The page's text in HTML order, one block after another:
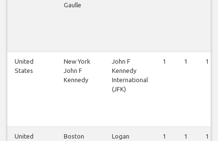
Gaulle
United
States
New York
John F
Kennedy
John F
Kennedy
International
(JFK)
1 1 1
United
Boston
Logan
1 1 1